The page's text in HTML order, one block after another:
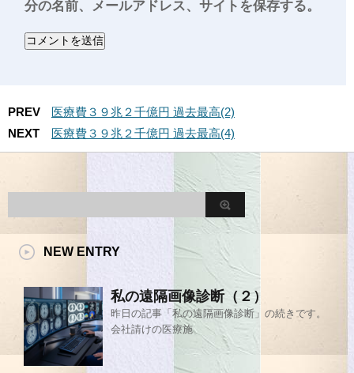
分の名前、メールアドレス、サイトを保存する。
PREV
医療費３９兆２千億円 過去最高(2)
NEXT
医療費３９兆２千億円 過去最高(4)
NEW ENTRY
私の遠隔画像診断（２）
昨日の記事「私の遠隔画像診断」の続きです。
会社請けの医療施